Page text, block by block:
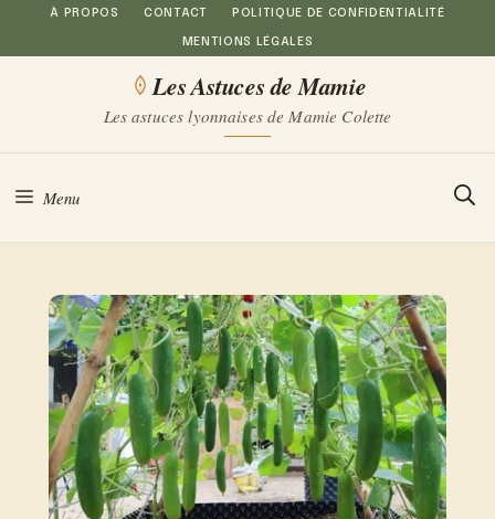
Aller
au
À PROPOS CONTACT POLITIQUE DE CONFIDENTIALITÉ
MENTIONS LÉGALES
Les Astuces de Mamie
Les astuces lyonnaises de Mamie Colette
Menu